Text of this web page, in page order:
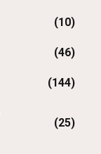
(10)
(46)
(144)
(25)